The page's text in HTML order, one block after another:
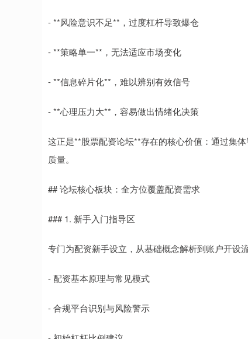
- **风险意识不足**，过度杠杆导致爆仓
- **策略单一**，无法适应市场变化
- **信息碎片化**，难以辨别有效信号
- **心理压力大**，容易做出情绪化决策
这正是**股票配资论坛**存在的核心价值：通过集
质量。
## 论坛核心板块：全方位覆盖配资需求
### 1. 新手入门指导区
专门为配资新手设立，从基础概念解析到账户开设
- 配资基本原理与常见模式
- 合规平台识别与风险警示